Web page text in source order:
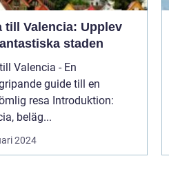
till Valencia: Upplev
staden
Valencia - En
guide till en
Introduktion:
beläg...
2024